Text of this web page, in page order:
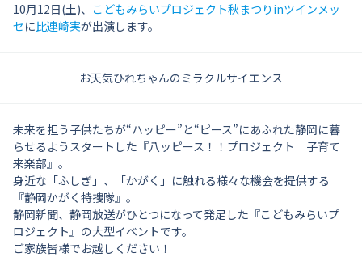
10月12日(土)、 こどもみらいプロジェクト秋まつりinツインメッ
セ に比連崎実が出演します。
お天気ひれちゃんのミラクルサイエンス
未来を担う子供たちが“ハッピー”と“ピース”にあふれた静岡に暮
らせるようスタートした『八ッピース！！プロジェクト 子育て
来楽部』。
身近な「ふしぎ」、「かがく」に触れる様々な機会を提供する
『静岡かがく特捜隊』。
静岡新聞、静岡放送がひとつになって発足した『こどもみらいプ
ロジェクト』の大型イベントです。
ご家族皆様でお越しください！